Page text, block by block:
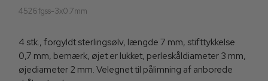
4526fgss-3x0.7mm
4 stk., forgyldt sterlingsølv, længde 7 mm, stifttykkelse
0,7 mm, bemærk, øjet er lukket, perleskåldiameter 3 mm,
øjediameter 2 mm. Velegnet til pålimning af anborede